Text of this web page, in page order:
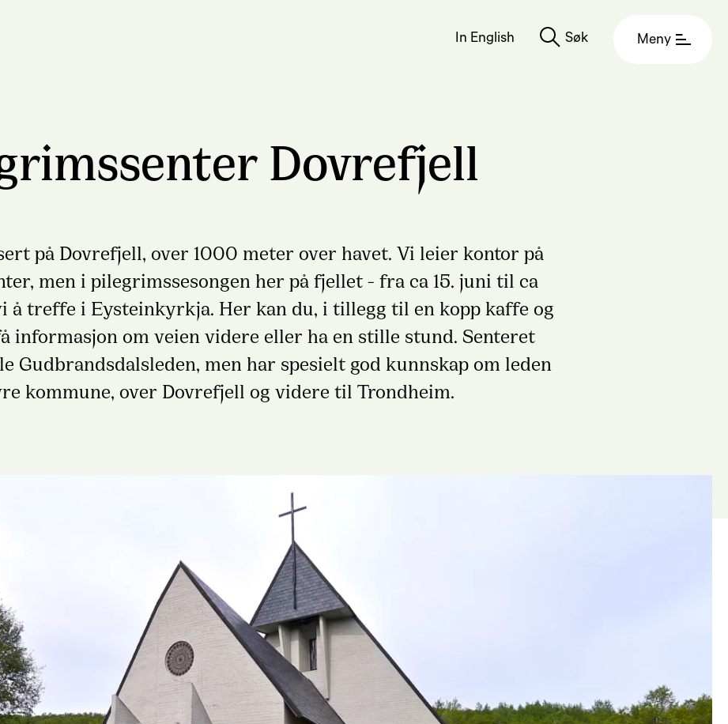
In English Søk Meny
Dovrefjell
på Dovrefjell, over 1000 meter over havet. Vi leier kontor på
men i pilegrimssesongen her på fjellet - fra ca 15. juni til ca
å treffe i Eysteinkyrkja. Her kan du, i tillegg til en kopp kaffe og
informasjon om veien videre eller ha en stille stund. Senteret
Gudbrandsdalsleden, men har spesielt god kunnskap om leden
kommune, over Dovrefjell og videre til Trondheim.